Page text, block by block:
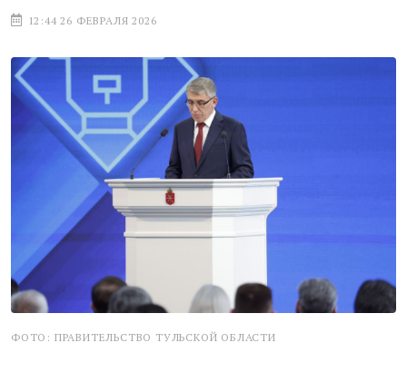
12:44 26 ФЕВРАЛЯ 2026
ФОТО: ПРАВИТЕЛЬСТВО ТУЛЬСКОЙ ОБЛАСТИ